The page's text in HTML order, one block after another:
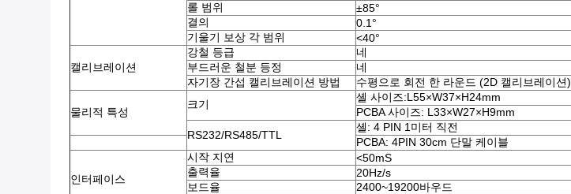
롤 범위
±85°
결의
0.1°
기울기 보상 각 범위
<40°
캘리브레이션
강철 등급
네
부드러운 철분 등정
네
자기장 간섭 캘리브레이션 방법
수평으로 회전 한 라운드 (2D 캘리브레이션)
물리적 특성
크기
셸 사이즈:L55×W37×H24mm
PCBA 사이즈: L33×W27×H9mm
RS232/RS485/TTL
셸: 4 PIN 1미터 직전
PCBA: 4PIN 30cm 단말 케이블
인터페이스
시작 지연
<50mS
출력율
20Hz/s
보드율
2400~19200바우드